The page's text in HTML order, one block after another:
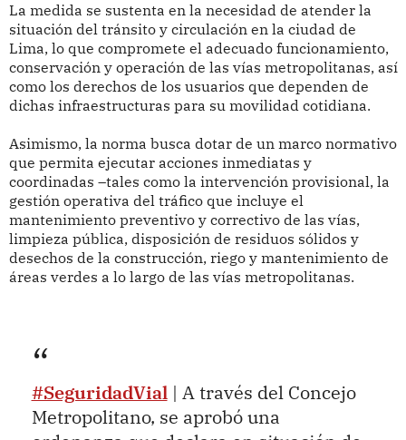
La medida se sustenta en la necesidad de atender la
situación del tránsito y circulación en la ciudad de
Lima, lo que compromete el adecuado funcionamiento,
conservación y operación de las vías metropolitanas, así
como los derechos de los usuarios que dependen de
dichas infraestructuras para su movilidad cotidiana.
Asimismo, la norma busca dotar de un marco normativo
que permita ejecutar acciones inmediatas y
coordinadas –tales como la intervención provisional, la
gestión operativa del tráfico que incluye el
mantenimiento preventivo y correctivo de las vías,
limpieza pública, disposición de residuos sólidos y
desechos de la construcción, riego y mantenimiento de
áreas verdes a lo largo de las vías metropolitanas.
#SeguridadVial | A través del Concejo
Metropolitano, se aprobó una